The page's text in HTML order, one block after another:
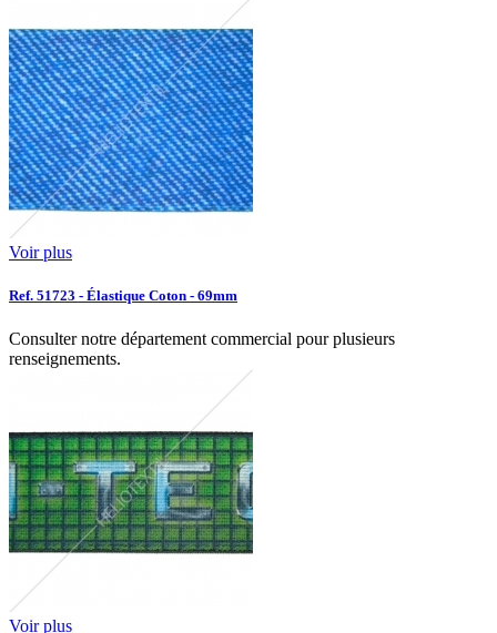
Voir plus
Ref. 51723 - Élastique Coton - 69mm
Consulter notre département commercial pour plusieurs
renseignements.
Voir plus